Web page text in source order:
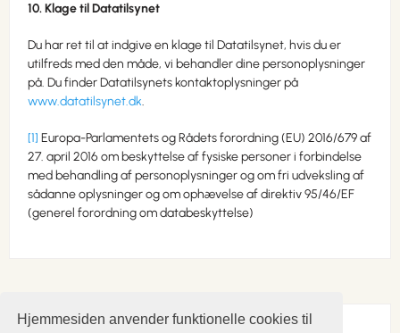
Hjemmesiden anvender funktionelle cookies til
10. Klage til Datatilsynet
Du har ret til at indgive en klage til Datatilsynet, hvis du er
utilfreds med den måde, vi behandler dine personoplysninger
på. Du finder Datatilsynets kontaktoplysninger på
www.datatilsynet.dk.
[1] Europa-Parlamentets og Rådets forordning (EU) 2016/679 af
27. april 2016 om beskyttelse af fysiske personer i forbindelse
med behandling af personoplysninger og om fri udveksling af
sådanne oplysninger og om ophævelse af direktiv 95/46/EF
(generel forordning om databeskyttelse)